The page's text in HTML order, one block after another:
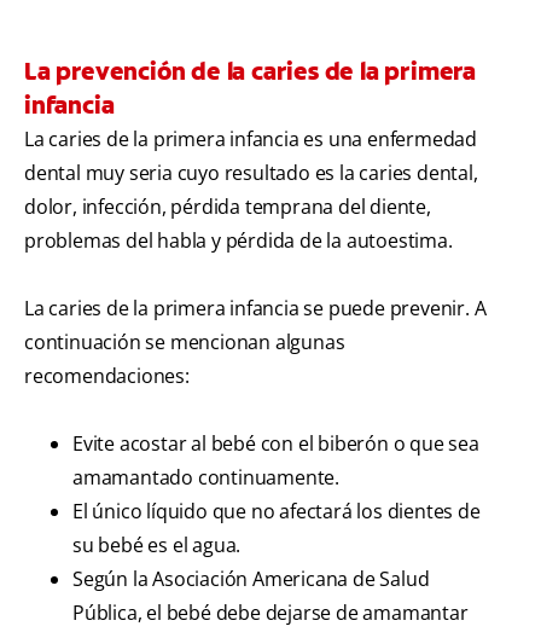
La prevención de la caries de la primera
infancia
La caries de la primera infancia es una enfermedad
dental muy seria cuyo resultado es la caries dental,
dolor, infección, pérdida temprana del diente,
problemas del habla y pérdida de la autoestima.
La caries de la primera infancia se puede prevenir. A
continuación se mencionan algunas
recomendaciones:
Evite acostar al bebé con el biberón o que sea
amamantado continuamente.
El único líquido que no afectará los dientes de
su bebé es el agua.
Según la Asociación Americana de Salud
Pública, el bebé debe dejarse de amamantar